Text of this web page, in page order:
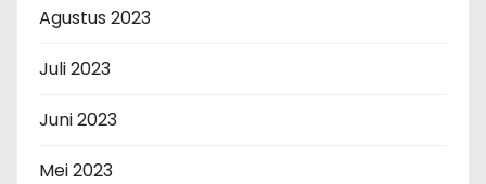
Agustus 2023
Juli 2023
Juni 2023
Mei 2023